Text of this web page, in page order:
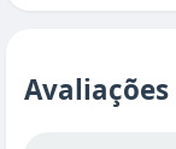
Avaliações